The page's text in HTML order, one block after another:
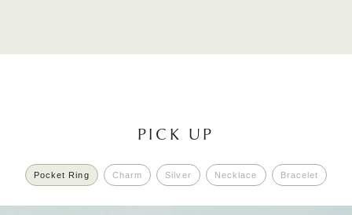
PICK UP
Pocket Ring Charm Silver Necklace Bracelet